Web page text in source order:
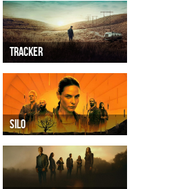
TRACKER
SILO